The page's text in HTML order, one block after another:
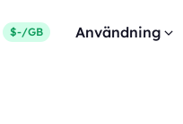
$-/GB Användning